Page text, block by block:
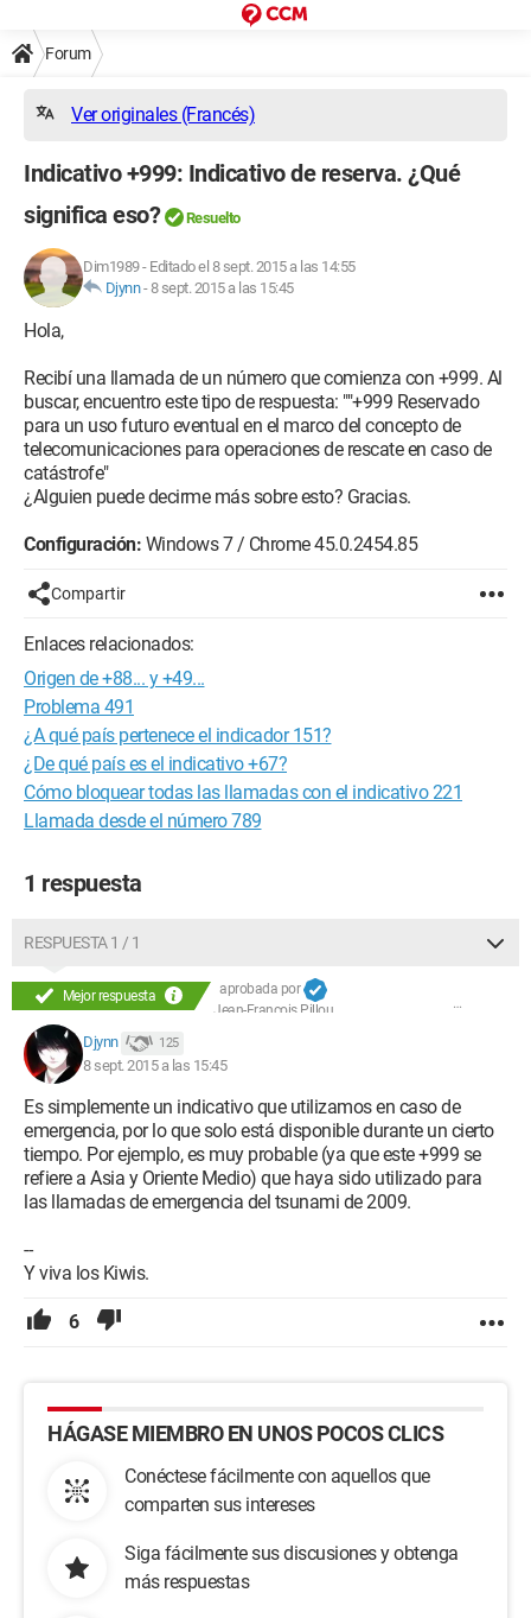
Forum
Ver originales (Francés)
Indicativo +999: Indicativo de reserva. ¿Qué
significa eso?
Resuelto
Dim1989- Editado el 8 sept. 2015 a las 14:55
Djynn-8 sept. 2015 a las 15:45
Hola,
Recibí una llamada de un número que comienza con +999. Al
buscar, encuentro este tipo de respuesta: ""+999 Reservado
para un uso futuro eventual en el marco del concepto de
telecomunicaciones para operaciones de rescate en caso de
catástrofe"
¿Alguien puede decirme más sobre esto? Gracias.
Configuración: Windows 7 / Chrome 45.0.2454.85
Compartir
Enlaces relacionados:
Origen de +88... y +49...
Problema 491
¿A qué país pertenece el indicador 151?
¿De qué país es el indicativo +67?
Cómo bloquear todas las llamadas con el indicativo 221
Llamada desde el número 789
1 respuesta
RESPUESTA 1 / 1
Mejor respuesta
aprobada por
Jean-François Pillou
Djynn 125
8 sept. 2015 a las 15:45
Es simplemente un indicativo que utilizamos en caso de
emergencia, por lo que solo está disponible durante un cierto
tiempo. Por ejemplo, es muy probable (ya que este +999 se
refiere a Asia y Oriente Medio) que haya sido utilizado para
las llamadas de emergencia del tsunami de 2009.
--
Y viva los Kiwis.
6
HÁGASE MIEMBRO EN UNOS POCOS CLICS
Conéctese fácilmente con aquellos que
comparten sus intereses
Siga fácilmente sus discusiones y obtenga
más respuestas